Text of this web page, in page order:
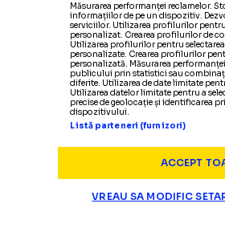
Măsurarea performanței reclamelor.
informațiilor de pe un dispozitiv.
serviciilor. Utilizarea profilurilor
personalizat. Crearea profilurilor de
Utilizarea profilurilor pentru
personalizate. Crearea profilurilor
personalizată. Măsurarea
publicului prin statistici sau
diferite. Utilizarea de date limitate
Utilizarea datelor limitate pentru a
precise de geolocație și identificarea
dispozitivului.
Listă parteneri (furnizori)
ACCEPT
VREAU SA MODIFIC